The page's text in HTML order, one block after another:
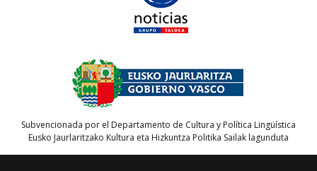
Subvencionada por el Departamento de Cultura y Política Lingüística
Eusko Jaurlaritzako Kultura eta Hizkuntza Politika Sailak lagunduta